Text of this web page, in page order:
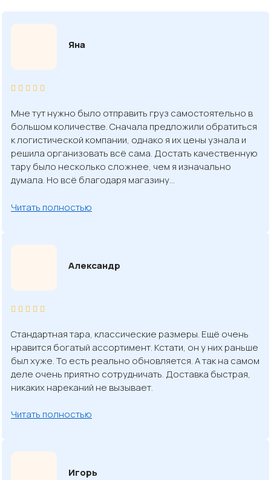
Яна
Мне тут нужно было отправить груз самостоятельно в
большом количестве. Сначала предложили обратиться
к логистической компании, однако я их цены узнала и
решила организовать всё сама. Достать качественную
тару было несколько сложнее, чем я изначально
думала. Но всё благодаря магазину…
Читать полностью
Александр
Стандартная тара, классические размеры. Ещё очень
нравится богатый ассортимент. Кстати, он у них раньше
был хуже. То есть реально обновляется. А так на самом
деле очень приятно сотрудничать. Доставка быстрая,
никаких нареканий не вызывает.
Читать полностью
Игорь